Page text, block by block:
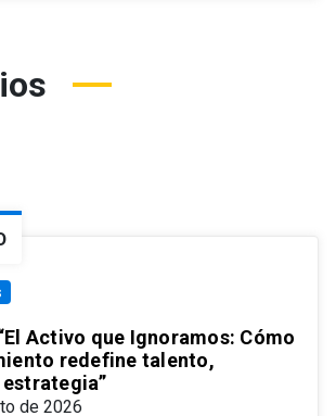
Activo que Ignoramos: Cómo
redefine talento,
de 2026